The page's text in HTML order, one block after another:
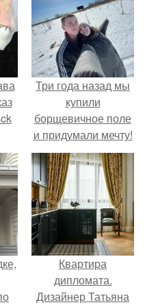
Три года назад мы
купили
борщевичное поле
и придумали мечту!
Квартира
дипломата.
Дизайнер Татьяна